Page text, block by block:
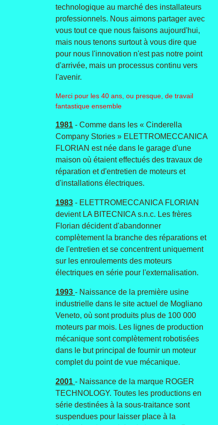
technologique au marché des installateurs
professionnels. Nous aimons partager avec
vous tout ce que nous faisons aujourd'hui,
mais nous tenons surtout à vous dire que
pour nous l'innovation n'est pas notre point
d'arrivée, mais un processus continu vers
l'avenir.
Merci pour les 40 ans, ou presque, de travail
fantastique ensemble
1981 - Comme dans les « Cinderella
Company Stories » ELETTROMECCANICA
FLORIAN est née dans le garage d'une
maison où étaient effectués des travaux de
réparation et d'entretien de moteurs et
d'installations électriques.
1983 - ELETTROMECCANICA FLORIAN
devient LA BITECNICA s.n.c. Les frères
Florian décident d'abandonner
complètement la branche des réparations et
de l'entretien et se concentrent uniquement
sur les enroulements des moteurs
électriques en série pour l'externalisation.
1993 - Naissance de la première usine
industrielle dans le site actuel de Mogliano
Veneto, où sont produits plus de 100 000
moteurs par mois. Les lignes de production
mécanique sont complètement robotisées
dans le but principal de fournir un moteur
complet du point de vue mécanique.
2001 - Naissance de la marque ROGER
TECHNOLOGY. Toutes les productions en
série destinées à la sous-traitance sont
suspendues pour laisser place à la